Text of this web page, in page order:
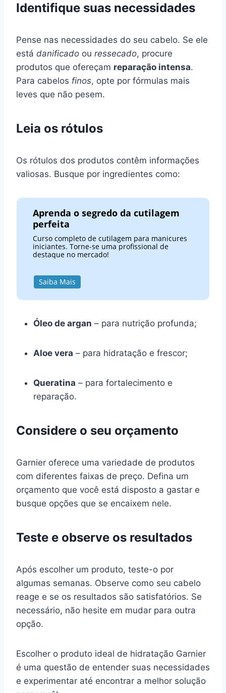
Identifique suas necessidades
Pense nas necessidades do seu cabelo. Se ele
está danificado ou ressecado, procure
produtos que ofereçam reparação intensa.
Para cabelos finos, opte por fórmulas mais
leves que não pesem.
Leia os rótulos
Os rótulos dos produtos contêm informações
valiosas. Busque por ingredientes como:
Aprenda o segredo da cutilagem
perfeita
Curso completo de cutilagem para manicures
iniciantes. Torne-se uma profissional de
destaque no mercado!
Saiba Mais
Óleo de argan – para nutrição profunda;
Aloe vera – para hidratação e frescor;
Queratina – para fortalecimento e
reparação.
Considere o seu orçamento
Garnier oferece uma variedade de produtos
com diferentes faixas de preço. Defina um
orçamento que você está disposto a gastar e
busque opções que se encaixem nele.
Teste e observe os resultados
Após escolher um produto, teste-o por
algumas semanas. Observe como seu cabelo
reage e se os resultados são satisfatórios. Se
necessário, não hesite em mudar para outra
opção.
Escolher o produto ideal de hidratação Garnier
é uma questão de entender suas necessidades
e experimentar até encontrar a melhor solução